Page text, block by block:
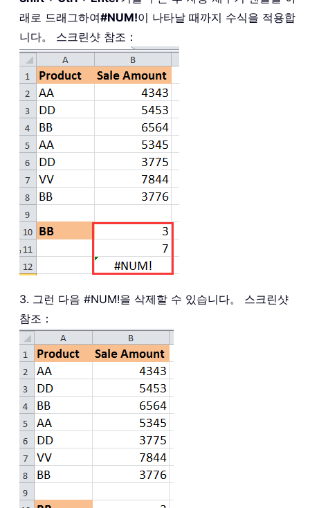
래로 드래그하여#NUM!이 나타날 때까지 수식을 적용합
니다。 스크린샷 참조：
3. 그런 다음 #NUM!을 삭제할 수 있습니다。 스크린샷
참조：